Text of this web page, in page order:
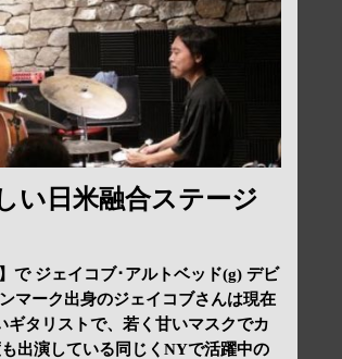
い日米融合ステージ
で ジェイコブ･アルトベッド(g) デビ
マーク出身のジェイコブさんは現在
タリストで、若く甘いマスクでカ
出演している同じくNYで活躍中の